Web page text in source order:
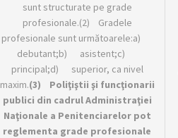
sunt structurate pe grade
profesionale.(2) Gradele
profesionale sunt următoarele:a)
debutant;b) asistent;c)
principal;d) superior, ca nivel
maxim.(3) Poliţiştii şi funcţionarii
publici din cadrul Administraţiei
Naţionale a Penitenciarelor pot
reglementa grade profesionale